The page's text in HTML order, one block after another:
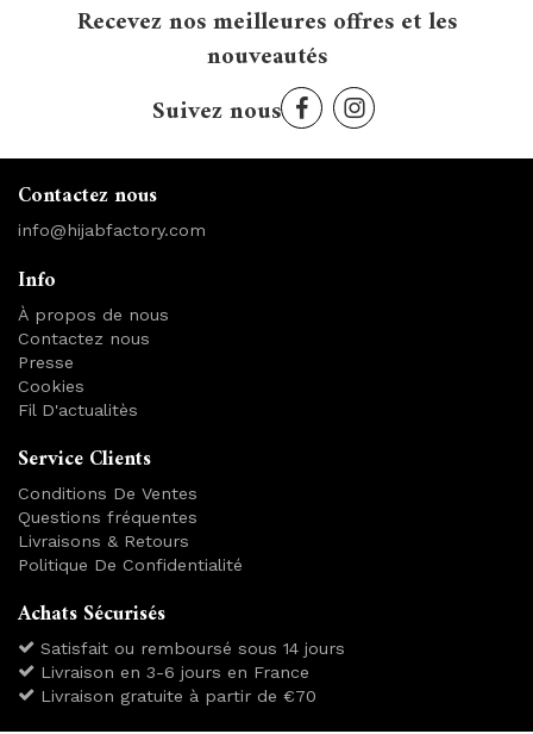
Recevez nos meilleures offres et les
nouveautés
Suivez nous
Contactez nous
info@hijabfactory.com
Info
À propos de nous
Contactez nous
Presse
Cookies
Fil D'actualitès
Service Clients
Conditions De Ventes
Questions fréquentes
Livraisons & Retours
Politique De Confidentialité
Achats Sécurisés
Satisfait ou remboursé sous 14 jours
Livraison en 3-6 jours en France
Livraison gratuite à partir de €70